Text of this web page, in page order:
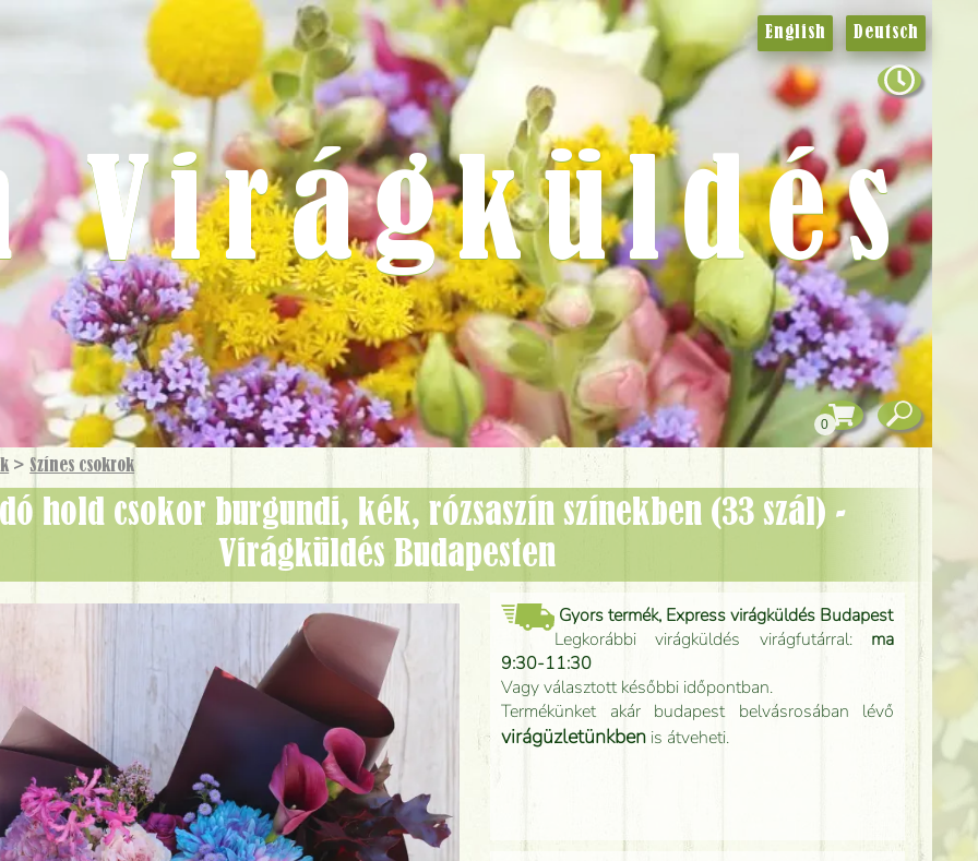
>Színes csokrok
Virágküldés Budapesten
Gyors termék, Express virágküldés Budapest
Legkorábbi virágküldés virágfutárral: ma
9:30-11:30
Vagy választott későbbi időpontban.
Termékünket akár budapest belvásrosában lévő
virágüzletünkben is átveheti.
English Deutsch
Virágküldés
0